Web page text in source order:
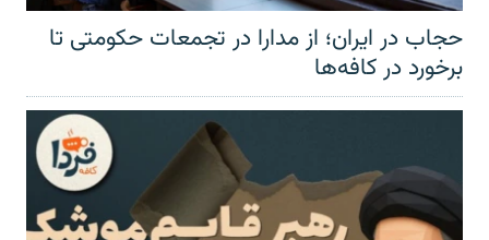
حجاب در ایران؛ از مدارا در تجمعات حکومتی تا
برخورد در کافه‌ها